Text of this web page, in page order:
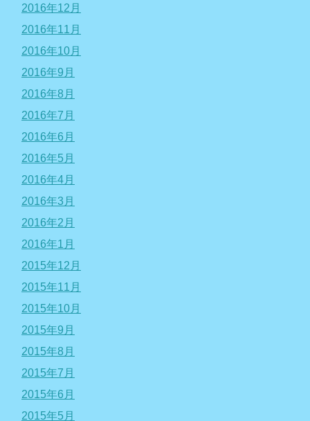
2016年12月
2016年11月
2016年10月
2016年9月
2016年8月
2016年7月
2016年6月
2016年5月
2016年4月
2016年3月
2016年2月
2016年1月
2015年12月
2015年11月
2015年10月
2015年9月
2015年8月
2015年7月
2015年6月
2015年5月